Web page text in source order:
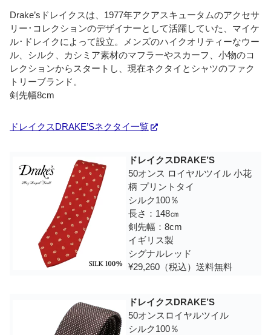
Drake’s ドレイクスは、1977年アクアスキュータムのアクセサ
リー･コレクションのデザイナーとして活躍していた、マイケ
ル･ドレイクによって設立。メンズのハイクオリティーなウー
ル、シルク、カシミア素材のマフラーやスカーフ、小物のコ
レクションからスタートし、現在ネクタイとシャツのファク
トリーブランド。
剣先幅8cm
ドレイクスDRAKE’Sネクタイ一覧
ドレイクスDRAKE’S
50オンス ロイヤルツイル 小花
柄 プリントタイ
シルク100％
長さ：148㎝
剣先幅：8cm
イギリス製
シグナルレッド
¥29,260（税込）送料無料
ドレイクスDRAKE’S
50オンスロイヤルツイル
シルク100％